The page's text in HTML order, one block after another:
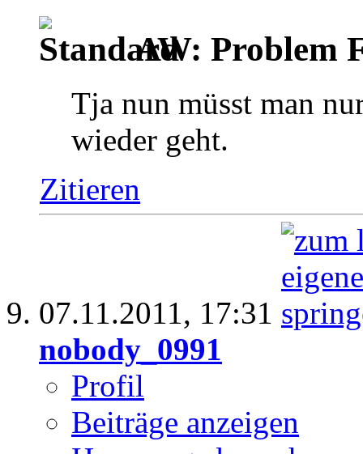
AW: Problem
Tja nun müsst man
wieder geht.
Zitieren
07.11.2011, 17:31
nobody_0991
Profil
Beiträge anzeigen